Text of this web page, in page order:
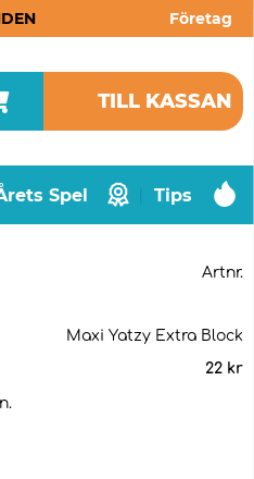
Företag
TILL KASSAN
Spel Tips
Artnr.
Maxi Yatzy Extra Block
22 kr